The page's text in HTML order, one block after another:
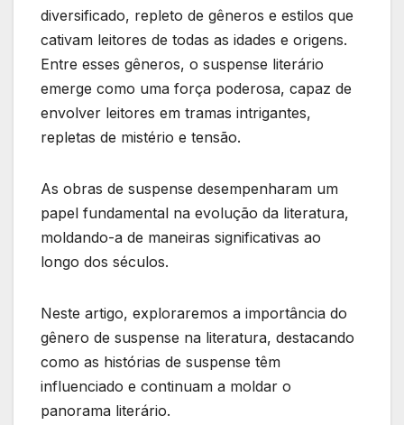
diversificado, repleto de gêneros e estilos que
cativam leitores de todas as idades e origens.
Entre esses gêneros, o suspense literário
emerge como uma força poderosa, capaz de
envolver leitores em tramas intrigantes,
repletas de mistério e tensão.
As obras de suspense desempenharam um
papel fundamental na evolução da literatura,
moldando-a de maneiras significativas ao
longo dos séculos.
Neste artigo, exploraremos a importância do
gênero de suspense na literatura, destacando
como as histórias de suspense têm
influenciado e continuam a moldar o
panorama literário.